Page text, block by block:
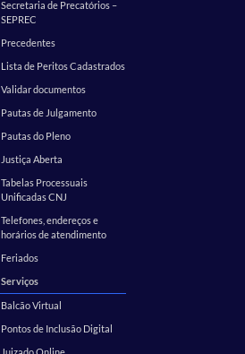
Secretaria de Precatórios –
SEPREC
Precedentes
Lista de Peritos Cadastrados
Validar documentos
Pautas de Julgamento
Pautas do Pleno
Justiça Aberta
Tabelas Processuais
Unificadas CNJ
Telefones, endereços e
horários de atendimento
Feriados
Serviços
Balcão Virtual
Pontos de Inclusão Digital